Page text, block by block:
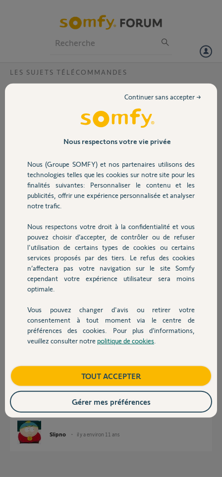
Volet
Sécurité
Domotique
Chauffage
Autres produits
Devis avec un pro
Contact
LES SUJETS TÉLÉCOMMANDES
Programmation volet avec télécommande
Je viens d emménager dans un appartement neuf avec 5 volets
1 des 5 n est pas programmee ou s est déprogrammée et je ne peux
activer ce volet qu avec la commande centralisée
Comment puis je reprogrammer ce volet sans déprogrammer les
autres?
Merci pour votre aide
il y a environ 11 ans
Participer au fil de discussion
Réponses
Bonjour,
Si je comprends bien, chaque volet fonctionne correctement avec sa
commande individuelle ?
Idem si je comprends bien, la commande générale pilote chaque volet
Si c'est bien cela, tu prends la commande individuelle du moteur qui n'est
pas piloté par la commande générale et tu fais un appui 3 s sur la touche
prog à l'arrière de la commande individuelle. Le volet fait un va et vient.
Ensuite tu prends ta commande générale et tu fais une impulsion dur la
touche prog à l'arrière de celle-ci. Le volet refait un va et vient. La
télécommande générale est ensuite enregistrée à nouveau dans le volet.
Slipno il y a environ 11 ans
Nous respectons votre vie privée
Nous (Groupe SOMFY) et nos partenaires utilisons des
technologies telles que les cookies sur notre site pour les
finalités suivantes: Personnaliser le contenu et les
publicités, offrir une expérience personnalisée et analyser
notre trafic.
Nous respectons votre droit à la confidentialité et vous
pouvez choisir d’accepter, de contrôler ou de refuser
l'utilisation de certains types de cookies ou certains
services proposés par des tiers. Le refus des cookies
n’affectera pas votre navigation sur le site Somfy
cependant votre expérience utilisateur sera moins
optimale.
Vous pouvez changer d'avis ou retirer votre
consentement à tout moment via le centre de
préférences des cookies. Pour plus d’informations,
veuillez consulter notre politique de cookies
Continuer sans accepter →
TOUT ACCEPTER
Gérer mes préférences